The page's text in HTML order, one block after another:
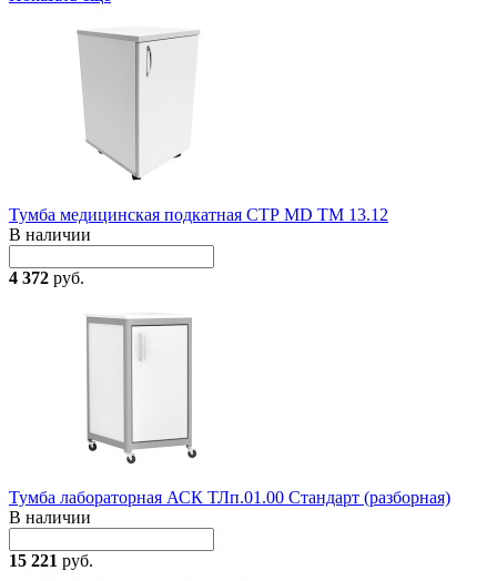
Тумба медицинская подкатная СТР MD TM 13.12
В наличии
4 372 руб.
Тумба лабораторная АСК ТЛп.01.00 Стандарт (разборная)
В наличии
15 221 руб.